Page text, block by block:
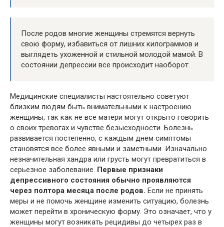
После родов многие женщины стремятся вернуть
свою форму, избавиться от лишних килограммов и
выглядеть ухоженной и стильной молодой мамой. В
состоянии депрессии все происходит наоборот.
Медицинские специалисты настоятельно советуют
близким людям быть внимательными к настроению
женщины, так как не все матери могут открыто говорить
о своих тревогах и чувстве безысходности. Болезнь
развивается постепенно, с каждым днем симптомы
становятся все более явными и заметными. Изначально
незначительная хандра или грусть могут превратиться в
серьезное заболевание. Первые признаки
депрессивного состояния обычно проявляются
через полтора месяца после родов. Если не принять
меры и не помочь женщине изменить ситуацию, болезнь
может перейти в хроническую форму. Это означает, что у
женщины могут возникать рецидивы до четырех раз в